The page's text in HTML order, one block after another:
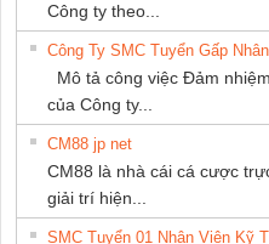
Công ty theo...
Công Ty SMC Tuyển Gấp
Mô tả công việc Đảm
của Công ty...
CM88 jp net
CM88 là nhà cái cá cược
giải trí hiện...
SMC Tuyển 01 Nhân Viên Kỹ